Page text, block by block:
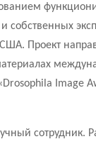
собственных
Проект
Image
сотрудник.